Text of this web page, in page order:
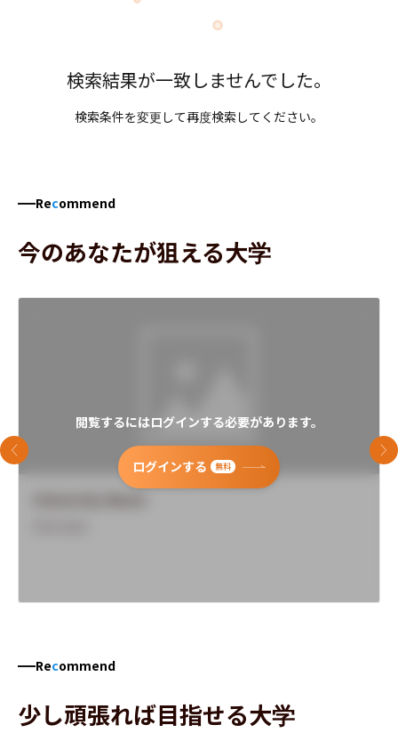
検索結果が一致しませんでした。
検索条件を変更して再度検索してください。
Recommend
今のあなたが狙える大学
閲覧するにはログインする必要があります。
ログインする 無料
前のスライド 次
Recommend
少し頑張れば目指せる大学